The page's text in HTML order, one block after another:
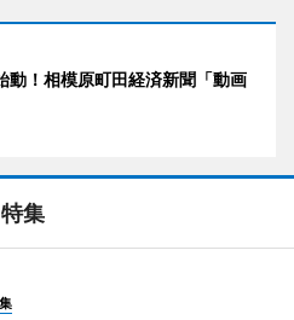
！相模原町田経済新聞「動画
特集